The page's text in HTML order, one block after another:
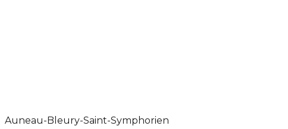
Auneau-Bleury-Saint-Symphorien